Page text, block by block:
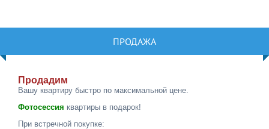
ПРОДАЖА
Продадим
Вашу квартиру быстро по максимальной цене.
Фотосессия квартиры в подарок!
При встречной покупке: